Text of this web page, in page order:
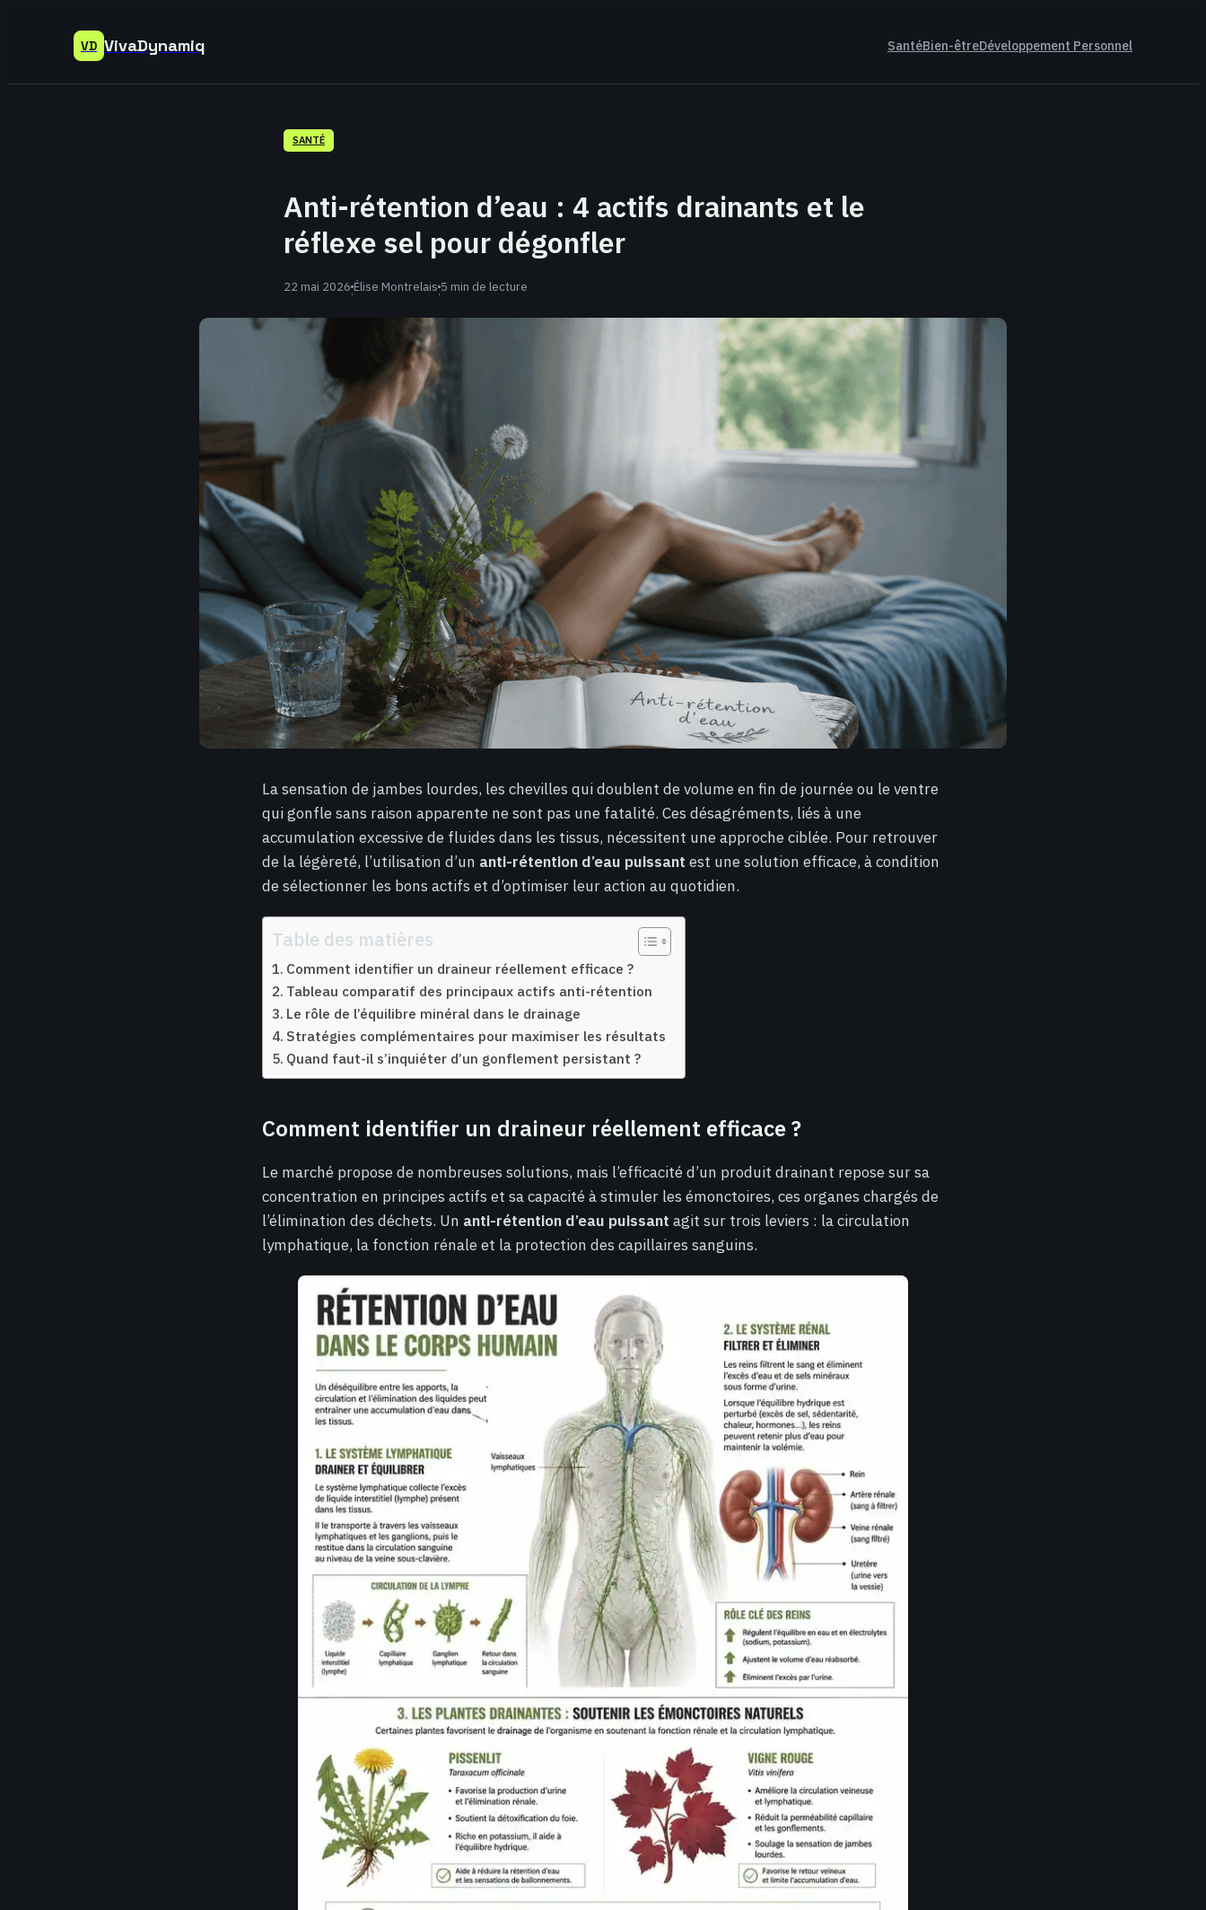
VD VivaDynamiq SantéBien-êtreDéveloppement Personnel
SANTÉ
Anti-rétention d’eau : 4 actifs drainants et le
réflexe sel pour dégonfler
22 mai 2026·Élise Montrelais·5 min de lecture
La sensation de jambes lourdes, les chevilles qui doublent de volume en fin de journée ou le ventre
qui gonfle sans raison apparente ne sont pas une fatalité. Ces désagréments, liés à une
accumulation excessive de fluides dans les tissus, nécessitent une approche ciblée. Pour retrouver
de la légèreté, l’utilisation d’un anti-rétention d’eau puissant est une solution efficace, à condition
de sélectionner les bons actifs et d’optimiser leur action au quotidien.
Table des matières
Comment identifier un draineur réellement efficace ?
Tableau comparatif des principaux actifs anti-rétention
Le rôle de l’équilibre minéral dans le drainage
Stratégies complémentaires pour maximiser les résultats
Quand faut-il s’inquiéter d’un gonflement persistant ?
Comment identifier un draineur réellement efficace ?
Le marché propose de nombreuses solutions, mais l’efficacité d’un produit drainant repose sur sa
concentration en principes actifs et sa capacité à stimuler les émonctoires, ces organes chargés de
l’élimination des déchets. Un anti-rétention d’eau puissant agit sur trois leviers : la circulation
lymphatique, la fonction rénale et la protection des capillaires sanguins.